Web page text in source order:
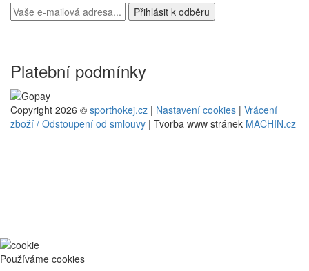
Platební podmínky
Copyright 2026 © sporthokej.cz | Nastavení cookies | Vrácení
zboží / Odstoupení od smlouvy | Tvorba www stránek MACHIN.cz
Používáme cookies